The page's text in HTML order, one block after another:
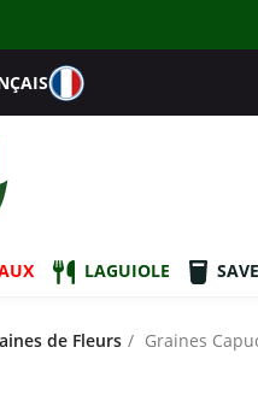
LAGUIOLE
de Fleurs Graines